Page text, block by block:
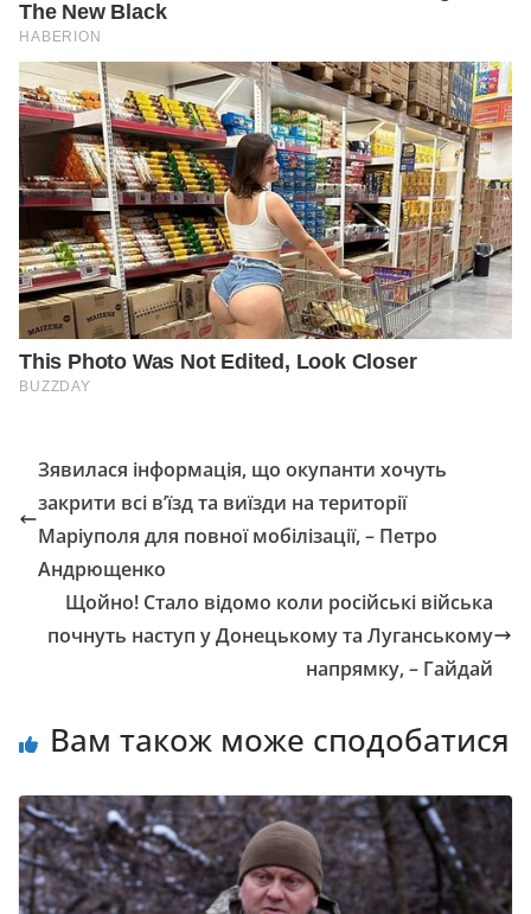
Зявилася інформація, що окупанти хочуть
закрити всі в’їзд та виїзди на території
Маріуполя для повної мобілізації, – Петро
Андрющенко
Щойно! Стало відомо коли російські війська
почнуть наступ у Донецькому та Луганському
напрямку, – Гайдай
Вам також може сподобатися